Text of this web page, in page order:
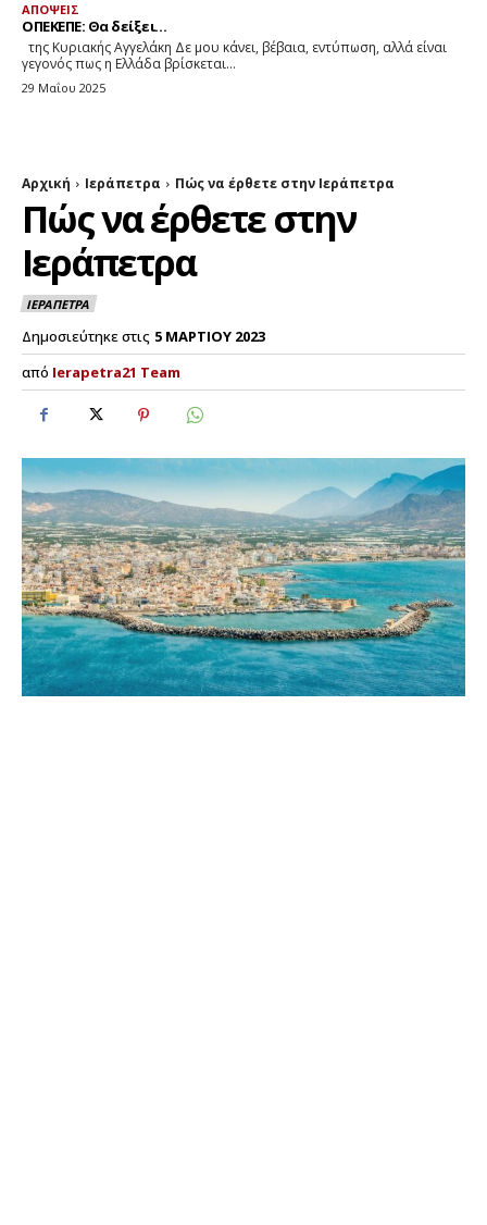
ΑΠΟΨΕΙΣ
ΟΠΕΚΕΠΕ: Θα δείξει…
γεγονός πως η Ελλάδα βρίσκεται...
29 Μαΐου 2025